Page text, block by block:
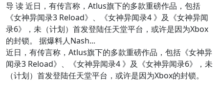
导 读 近日，有传言称，Atlus旗下的多款重磅作品，包括
《女神异闻录3 Reload》、《女神异闻录4 》及《女神异闻
录6》，未（计划）首发登陆任天堂平台，或许是因为Xbox
的封锁。 据爆料人Nash...
近日，有传言称，Atlus旗下的多款重磅作品，包括《女神异
闻录3 Reload》、《女神异闻录4 》及《女神异闻录6》，未
（计划）首发登陆任天堂平台，或许是因为Xbox的封锁。